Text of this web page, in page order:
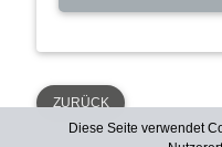
ZURÜCK
Diese Seite verwendet
Diese Seite verwendet